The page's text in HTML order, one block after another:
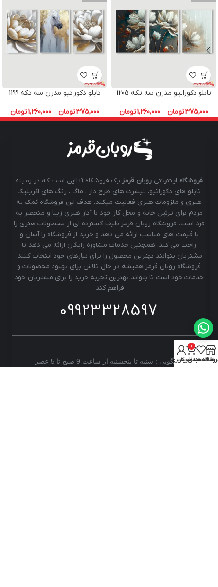
تابلو دکوراتیو مدرن سه تکه 1205
375,000تومان –
1,260,000تومان
تابلو دکوراتیو مدرن سه تکه 1199
375,000تومان –
1,260,000تومان
فروشگاه اینترنتی روبان قرمز یک فروشگاه آنلاین است که در زمینه
تابلو های دکوراتیو، تیشرت های طرح دار ، ماگ ، رنگ های اکریلیک
هنری و ملزومات هنری فعالیت میکند. هدف این فروشگاه کمک به
مردم برای تزئین خانه و محل کار خود با آثار هنری زیبا و منحصر به
فرد است. فروشگاه روبان قرمز طیف گسترده ای از محصولات هنری را
با قیمت های مناسب ارائه می دهد و خرید از فروشگاه را آسان و
راحت می کند. همچنین خدمات مشاوره رایگان ارائه می دهد تا
مشتریان بتوانند بهترین محصول را برای نیازهای خود انتخاب کنند.
فروشگاه روبان قرمز همیشه در حال تلاش برای بهبود محصولات و
خدمات خود است تا بتواند بهترین تجربه خرید را برای مشتریان خود
فراهم کند.
09923328597
پاسخگویی : شنبه تا پنجشنبه از ساعت 9 صبح تا 5 عصرعلاقه مندی
0
سبد خرید
حساب کاربری من